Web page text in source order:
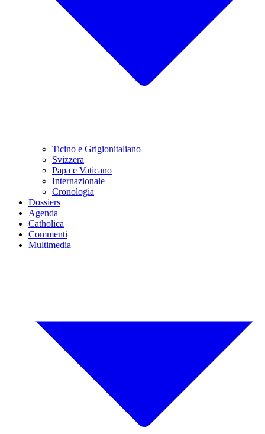
Ticino e Grigionitaliano
Svizzera
Papa e Vaticano
Internazionale
Cronologia
Dossiers
Agenda
Catholica
Commenti
Multimedia